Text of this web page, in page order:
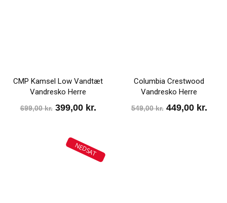
CMP Kamsel Low Vandtæt
Vandresko Herre
699,00kr. Den
pris
399,00 kr.Den
er:
Columbia Crestwood
Vandresko Herre
549,00kr. Den
449,00 kr.Den
NEDSAT